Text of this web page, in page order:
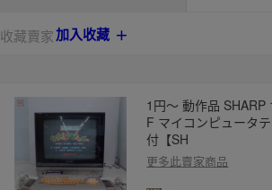
收藏賣家加入收藏
1円～ 動作品
F マイコンピュータ
付【SH
更多此賣家商品